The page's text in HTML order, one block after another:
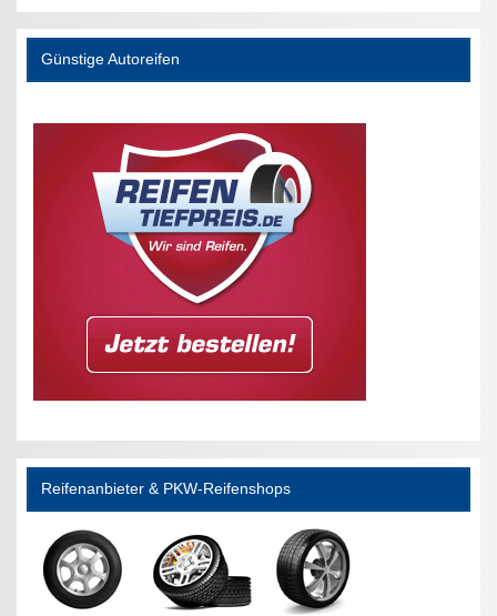
Günstige Autoreifen
Reifenanbieter & PKW-Reifenshops